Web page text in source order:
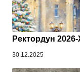
Ректордун
30.12.2025